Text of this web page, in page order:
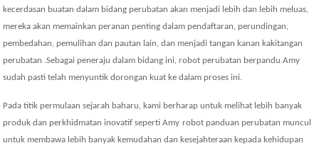
kecerdasan buatan dalam bidang perubatan akan menjadi lebih dan lebih meluas,
mereka akan memainkan peranan penting dalam pendaftaran, perundingan,
pembedahan, pemulihan dan pautan lain, dan menjadi tangan kanan kakitangan
perubatan .Sebagai peneraju dalam bidang ini, robot perubatan berpandu Amy
sudah pasti telah menyuntik dorongan kuat ke dalam proses ini.
Pada titik permulaan sejarah baharu, kami berharap untuk melihat lebih banyak
produk dan perkhidmatan inovatif seperti Amy robot panduan perubatan muncul
untuk membawa lebih banyak kemudahan dan kesejahteraan kepada kehidupan